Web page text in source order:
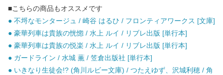
■こちらの商品もオススメです
● 不埒なモンタージュ / 崎谷 はるひ / フロンティアワークス [文庫]
● 豪華列車は貴族の恍惚 / 水上 ルイ / リブレ出版 [単行本]
● 豪華列車は貴族の悦楽 / 水上 ルイ / リブレ出版 [単行本]
● ガードライン / 水城 薫 / 笠倉出版社 [単行本]
● いきなり生徒会!? (角川ルビー文庫) / つたえゆず、沢城利穂 / 角